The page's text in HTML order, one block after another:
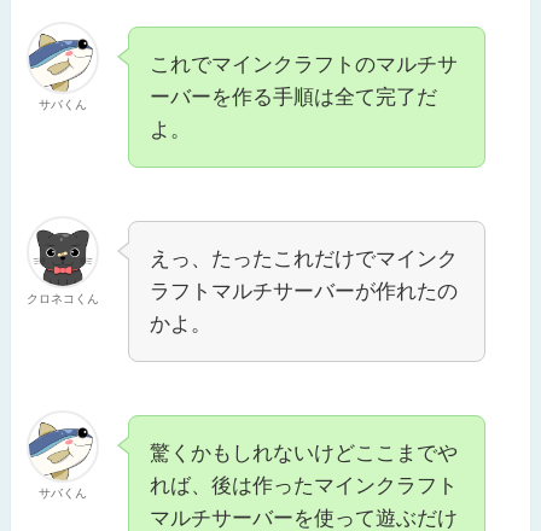
サバくん
これでマインクラフトのマルチサ
ーバーを作る手順は全て完了だ
よ。
クロネコくん
えっ、たったこれだけでマインク
ラフトマルチサーバーが作れたの
かよ。
サバくん
驚くかもしれないけどここまでや
れば、後は作ったマインクラフト
マルチサーバーを使って遊ぶだけ